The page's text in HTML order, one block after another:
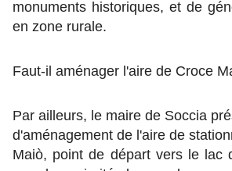
monuments historiques, et de
en zone rurale.
Faut-il aménager l'aire de Croce
Par ailleurs, le maire de Soccia
d'aménagement de l'aire de
Maiò, point de départ vers le lac